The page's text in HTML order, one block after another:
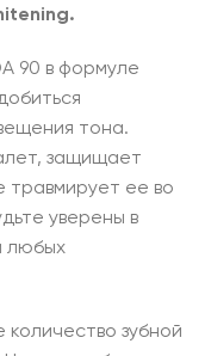
90 в формуле
тона.
защищает
травмирует ее во
уверены в
любых
зубной